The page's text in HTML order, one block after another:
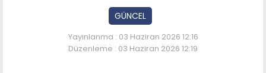
GÜNCEL
Yayınlanma : 03 Haziran 2026 12:16
Düzenleme : 03 Haziran 2026 12:19